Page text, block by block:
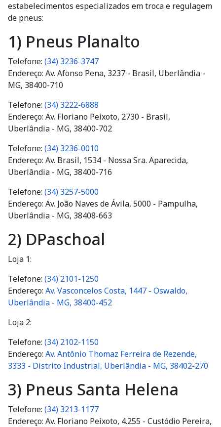
estabelecimentos especializados em troca e regulagem
de pneus:
1) Pneus Planalto
Telefone: (34) 3236-3747
Endereço: Av. Afonso Pena, 3237 - Brasil, Uberlândia -
MG, 38400-710
Telefone: (34) 3222-6888
Endereço: Av. Floriano Peixoto, 2730 - Brasil,
Uberlândia - MG, 38400-702
Telefone: (34) 3236-0010
Endereço: Av. Brasil, 1534 - Nossa Sra. Aparecida,
Uberlândia - MG, 38400-716
Telefone: (34) 3257-5000
Endereço: Av. João Naves de Ávila, 5000 - Pampulha,
Uberlândia - MG, 38408-663
2) DPaschoal
Loja 1:
Telefone: (34) 2101-1250
Endereço: Av. Vasconcelos Costa, 1447 - Oswaldo,
Uberlândia - MG, 38400-452
Loja 2:
Telefone: (34) 2102-1150
Endereço: Av. Antônio Thomaz Ferreira de Rezende,
3333 - Distrito Industrial, Uberlândia - MG, 38402-270
3) Pneus Santa Helena
Telefone: (34) 3213-1177
Endereço: Av. Floriano Peixoto, 4.255 - Custódio Pereira,